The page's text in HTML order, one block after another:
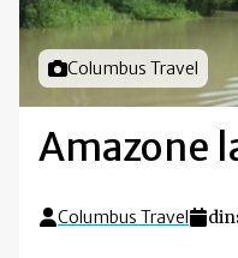
Foto door
Columbus Travel
Amazone
Columbus Travel